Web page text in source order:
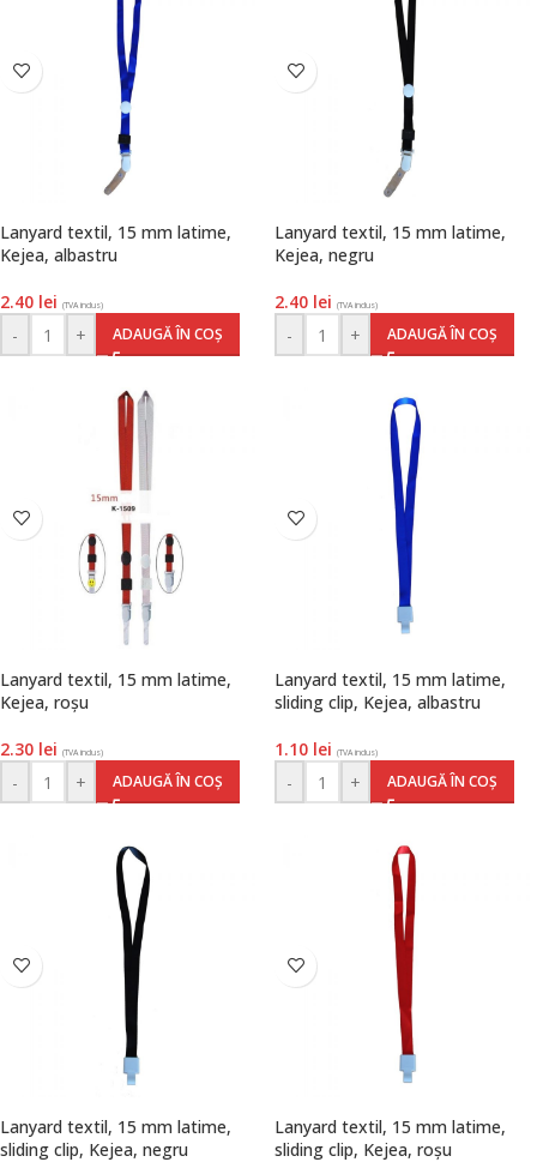
Lanyard textil, 15 mm latime,
Kejea, albastru
2.40 lei (TVA inclus)
- + ADAUGĂ ÎN COȘ
Lanyard textil, 15 mm latime,
Kejea, negru
2.40 lei (TVA inclus)
- + ADAUGĂ ÎN COȘ
Lanyard textil, 15 mm latime,
Kejea, roșu
2.30 lei (TVA inclus)
- + ADAUGĂ ÎN COȘ
Lanyard textil, 15 mm latime,
sliding clip, Kejea, albastru
1.10 lei (TVA inclus)
- + ADAUGĂ ÎN COȘ
Lanyard textil, 15 mm latime,
sliding clip, Kejea, negru
Lanyard textil, 15 mm latime,
sliding clip, Kejea, roșu